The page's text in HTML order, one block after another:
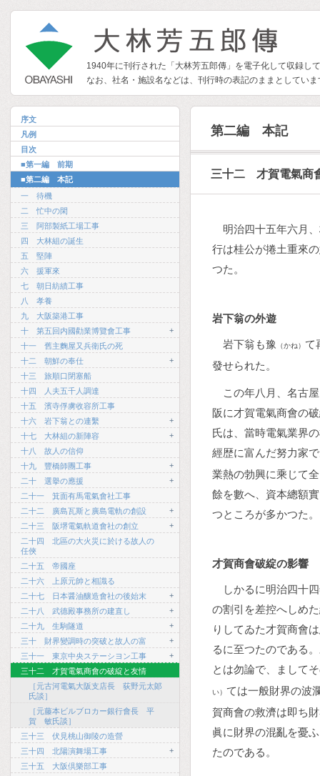
1940年に刊行された「大林芳五郎傳」を電子化して収録し
なお、社名・施設名などは、刊行時の表記のままとしてい
序文
凡例
目次
■第一編 前期
■第二編 本記
一 待機
二 忙中の閑
三 阿部製紙工場工事
四 大林組の誕生
五 堅陣
六 援軍來
七 朝日紡績工事
八 孝養
九 大阪築港工事
十 第五回内國勸業博覽會工事
+
十一 舊主麴屋又兵衛氏の死
十二 朝鮮の奉仕
+
十三 旅順口閉塞船
十四 人夫五千人調達
十五 濱寺俘虜收容所工事
十六 岩下翁との連繫
+
十七 大林組の新陣容
+
十八 故人の信仰
十九 豐橋師團工事
+
二十 選擧の應援
+
二十一 箕面有馬電氣會社工事
二十二 廣島瓦斯と廣島電軌の創設
+
二十三 阪堺電氣軌道會社の創立
+
二十四 北區の大火災に於ける故人の
任俠
二十五 帝國座
二十六 上原元帥と相識る
二十七 日本醤油釀造會社の後始末
+
二十八 武德殿事務所の建直し
+
二十九 生駒隧道
+
三十 財界變調時の突破と故人の富
+
三十一 東京中央ステーシヨン工事
+
三十二 才賀電氣商會の破綻と友情
［元古河電氣大阪支店長 荻野元太郞
氏談］
［元藤本ビルブロカー銀行會長 平
賀 敏氏談］
三十三 伏見桃山御陵の造營
三十四 北陽演舞場工事
+
三十五 大阪倶樂部工事
第二編 本記
三十二 才賀電氣商
明治四十五年六月
行は桂公が捲土重來
つた。
岩下翁の外遊
岩下翁も豫 （かね） て
發せられた。
この年八月、名古
阪に才賀電氣商會の
氏は、當時電氣業界
經歴に富んだ努力家
業熱の勃興に乘じて
餘を數へ、資本總額
つところが多かつた。
才賀商會破綻の影響
しかるに明治四十
の割引を差控へしめ
りしてゐた才賀商會
るに至つたのである
とは勿論で、まして
い） ては一般財界の波
賀商會の救濟は即ち
眞に財界の混亂を憂
たのである。